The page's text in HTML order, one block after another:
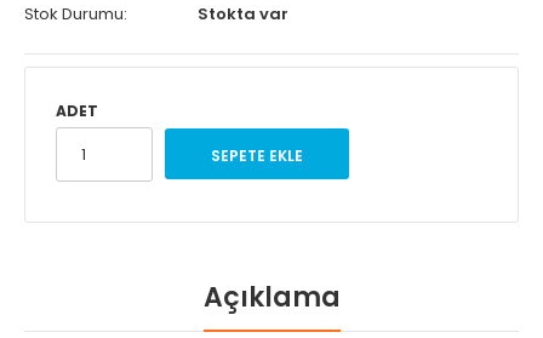
Stok Durumu:
Stokta var
ADET
SEPETE EKLE
Açıklama